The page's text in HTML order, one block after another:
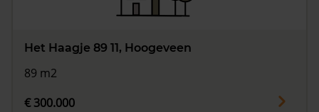
Het Haagje 89 11, Hoogeveen
89 m2
€ 300.000